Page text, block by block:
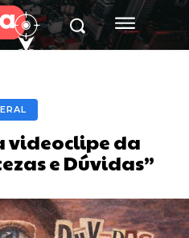
videoclipe da
e Dúvidas”